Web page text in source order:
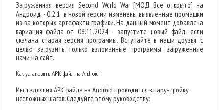
Загруженная версия Second World War [МОД Все открыто] на
Андроид - 0.2.1, в новой версии изменены выявленные промашки
из-за которых артефакты графики. На данный момент добавлена
вариация файла от 08.11.2024 - запустите новый файл, если
скачана старая версия программы. Вступайте в наши друзья, с
целью загрузить только взломанные программы, загруженные
нами на сайт.
Как установить APK файл на Android
Инсталляция APK файла на Android проводится в пару-тройку
несложных шагов. Следуйте этому руководству: